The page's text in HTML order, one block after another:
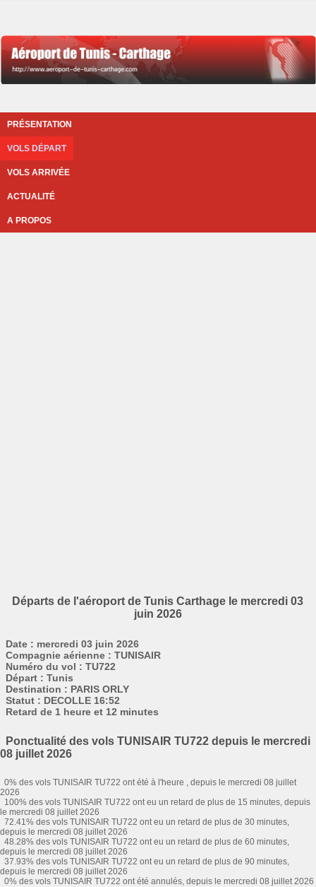
PRÉSENTATION
VOLS DÉPART
VOLS ARRIVÉE
ACTUALITÉ
A PROPOS
Départs de l'aéroport de Tunis Carthage le mercredi 03
juin 2026
Date : mercredi 03 juin 2026
Compagnie aérienne : TUNISAIR
Numéro du vol : TU722
Départ : Tunis
Destination : PARIS ORLY
Statut : DECOLLE 16:52
Retard de 1 heure et 12 minutes
Ponctualité des vols TUNISAIR TU722 depuis le mercredi
08 juillet 2026
0% des vols TUNISAIR TU722 ont été à l'heure , depuis le mercredi 08 juillet
2026
100% des vols TUNISAIR TU722 ont eu un retard de plus de 15 minutes, depuis
le mercredi 08 juillet 2026
72.41% des vols TUNISAIR TU722 ont eu un retard de plus de 30 minutes,
depuis le mercredi 08 juillet 2026
48.28% des vols TUNISAIR TU722 ont eu un retard de plus de 60 minutes,
depuis le mercredi 08 juillet 2026
37.93% des vols TUNISAIR TU722 ont eu un retard de plus de 90 minutes,
depuis le mercredi 08 juillet 2026
0% des vols TUNISAIR TU722 ont été annulés, depuis le mercredi 08 juillet 2026